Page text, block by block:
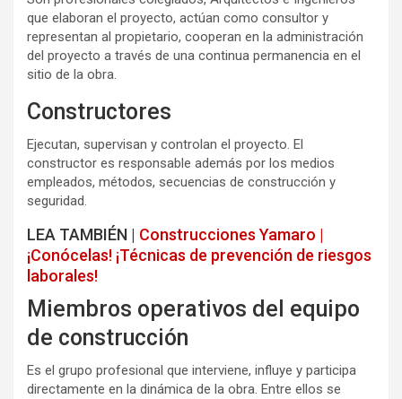
que elaboran el proyecto, actúan como consultor y
representan al propietario, cooperan en la administración
del proyecto a través de una continua permanencia en el
sitio de la obra.
Constructores
Ejecutan, supervisan y controlan el proyecto. El
constructor es responsable además por los medios
empleados, métodos, secuencias de construcción y
seguridad.
LEA TAMBIÉN | Construcciones Yamaro |
¡Conócelas! ¡Técnicas de prevención de riesgos
laborales!
Miembros operativos del equipo
de construcción
Es el grupo profesional que interviene, influye y participa
directamente en la dinámica de la obra. Entre ellos se